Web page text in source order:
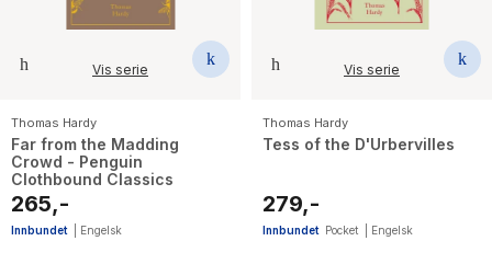
Vis serie
Thomas Hardy
Far from the Madding
Crowd - Penguin
Clothbound Classics
265,-
Innbundet Engelsk
Vis serie
Thomas Hardy
Tess of the D'Urbervilles
279,-
Innbundet Pocket Engelsk